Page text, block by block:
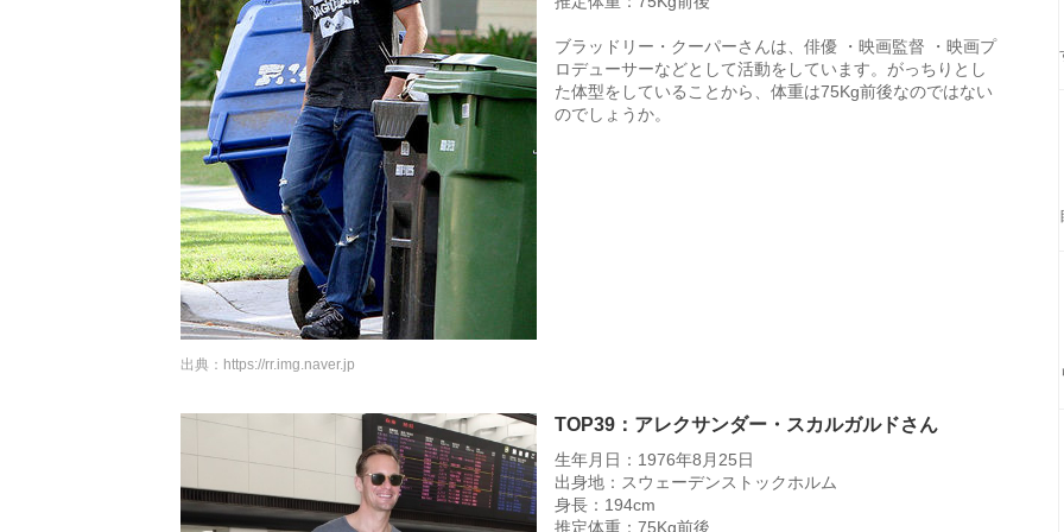
ブラッドリー・クーパーさんは、俳優 ・映画監督 ・映画プ
ロデューサーなどとして活動をしています。がっちりとし
た体型をしていることから、体重は75Kg前後なのではない
のでしょうか。
出典： https://rr.img.naver.jp
TOP39：アレクサンダー・スカルガルドさん
生年月日：1976年8月25日
出身地：スウェーデンストックホルム
身長：194cm
推定体重：75Kg前後